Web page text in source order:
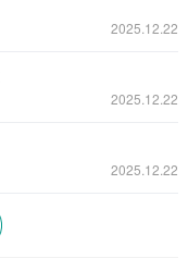
2025.12.22
2025.12.22
2025.12.22